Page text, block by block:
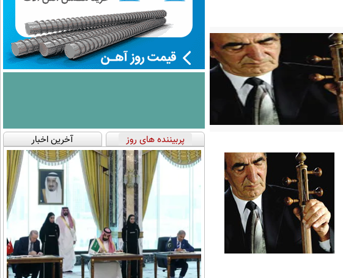
پربیننده های روز آخرین اخبار